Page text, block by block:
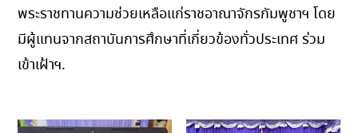
พระราชทานความช่วยเหลือแก่ราชอาณาจักรกัมพูชาฯ โดย
มีผู้แทนจากสถาบันการศึกษาที่เกี่ยวข้องทั่วประเทศ ร่วม
เข้าเฝ้าฯ.